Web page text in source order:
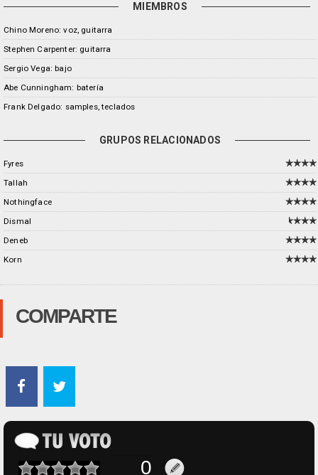
MIEMBROS
Chino Moreno: voz, guitarra
Stephen Carpenter: guitarra
Sergio Vega: bajo
Abe Cunningham: batería
Frank Delgado: samples, teclados
GRUPOS RELACIONADOS
Fyres
Tallah
Nothingface
Dismal
Deneb
Korn
COMPARTE